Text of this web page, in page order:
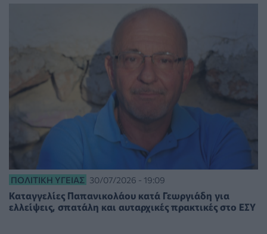
ΠΟΛΙΤΙΚΉ ΥΓΕΊΑΣ 30/07/2026 - 19:09
Καταγγελίες Παπανικολάου κατά Γεωργιάδη για
ελλείψεις, σπατάλη και αυταρχικές πρακτικές στο ΕΣΥ